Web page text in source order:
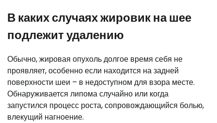
В каких случаях жировик на шее
подлежит удалению
Обычно, жировая опухоль долгое время себя не
проявляет, особенно если находится на задней
поверхности шеи – в недоступном для взора месте.
Обнаруживается липома случайно или когда
запустился процесс роста, сопровождающийся болью,
влекущий нагноение.